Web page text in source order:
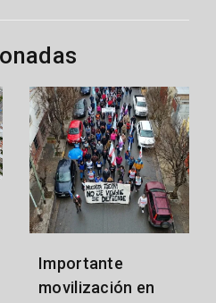
Importante
movilización en